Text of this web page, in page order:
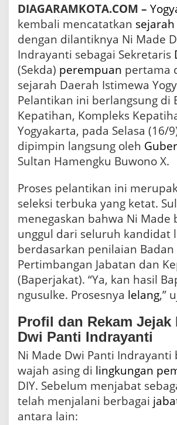
n
i
I
n
d
r
a
a
n
t
DIAGARAMKOTA.COM –
kembali mencatatkan sejarah
dengan dilantiknya Ni Made
Indrayanti sebagai Sekretaris
(Sekda) perempuan pertama
sejarah Daerah Istimewa
Pelantikan ini berlangsung di
Kepatihan, Kompleks
Yogyakarta, pada Selasa (16/
dipimpin langsung oleh
Sultan Hamengku Buwono X.
Proses pelantikan ini
seleksi terbuka yang ketat.
menegaskan bahwa Ni Made
unggul dari seluruh kandidat
berdasarkan penilaian Badan
Pertimbangan Jabatan dan
(Baperjakat). “Ya, kan hasil
ngusulke. Prosesnya lelang,”
Profil dan Rekam Jejak
Dwi Panti Indrayanti
Ni Made Dwi Panti Indrayanti
wajah asing di lingkungan
DIY. Sebelum menjabat
telah menjalani berbagai
antara lain: